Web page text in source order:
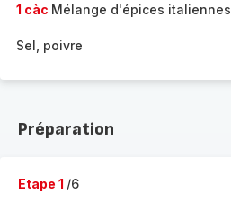
1 càc Mélange d'épices italiennes
Sel, poivre
Préparation
Etape 1 /6